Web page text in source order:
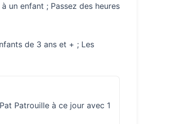
un enfant ; Passez des heures
de 3 ans et + ; Les
Patrouille à ce jour avec 1